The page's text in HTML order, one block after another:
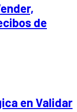
de
en Validar